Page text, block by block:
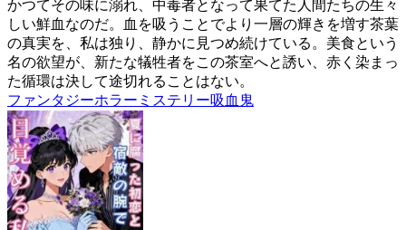
かつてその味に溺れ、中毒者となって果てた人間たちの生々
しい鮮血なのだ。血を吸うことでより一層の輝きを増す茶葉
の真実を、私は独り、静かに見つめ続けている。美食という
名の欲望が、新たな犠牲者をこの茶室へと誘い、赤く染まっ
た循環は決して途切れることはない。
ファンタジーホラー ミステリー吸血鬼